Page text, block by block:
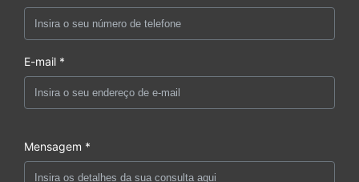
E-mail *
Mensagem *